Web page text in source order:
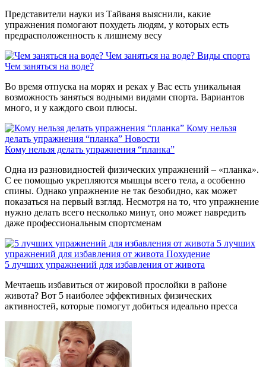
Представители науки из Тайваня выяснили, какие
упражнения помогают похудеть людям, у которых есть
предрасположенность к лишнему весу
Чем заняться на воде? Виды спорта
Чем заняться на воде?
Во время отпуска на морях и реках у Вас есть уникальная
возможность заняться водными видами спорта. Вариантов
много, и у каждого свои плюсы.
Кому нельзя
делать упражнения “планка” Новости
Кому нельзя делать упражнения “планка”
Одна из разновидностей физических упражнений – «планка».
С ее помощью укрепляются мышцы всего тела, а особенно
спины. Однако упражнение не так безобидно, как может
показаться на первый взгляд. Несмотря на то, что упражнение
нужно делать всего несколько минут, оно может навредить
даже профессиональным спортсменам
5 лучших
упражнений для избавления от живота Похудение
5 лучших упражнений для избавления от живота
Мечтаешь избавиться от жировой прослойки в районе
живота? Вот 5 наиболее эффективных физических
активностей, которые помогут добиться идеально пресса